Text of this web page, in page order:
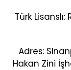
Türk
Adres:
Hakan Zini